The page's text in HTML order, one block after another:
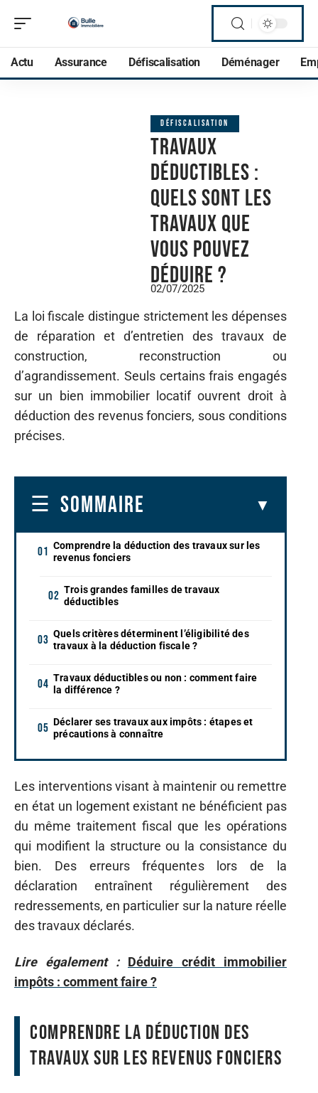
Actu Assurance Défiscalisation Déménager
DÉFISCALISATION
Travaux
déductibles :
Quels sont les
travaux que
vous pouvez
déduire ?
02/07/2025
La loi fiscale distingue strictement les dépenses
de réparation et d’entretien des travaux de
construction, reconstruction ou
d’agrandissement. Seuls certains frais engagés
sur un bien immobilier locatif ouvrent droit à
déduction des revenus fonciers, sous conditions
précises.
SOMMAIRE
Comprendre la déduction des travaux sur les
revenus fonciers
Trois grandes familles de travaux
déductibles
Quels critères déterminent l’éligibilité des
travaux à la déduction fiscale ?
Travaux déductibles ou non : comment faire
la différence ?
Déclarer ses travaux aux impôts : étapes et
précautions à connaître
Les interventions visant à maintenir ou remettre
en état un logement existant ne bénéficient pas
du même traitement fiscal que les opérations
qui modifient la structure ou la consistance du
bien. Des erreurs fréquentes lors de la
déclaration entraînent régulièrement des
redressements, en particulier sur la nature réelle
des travaux déclarés.
Lire également :
Déduire crédit immobilier
impôts : comment faire ?
Comprendre la déduction des
travaux sur les revenus fonciers